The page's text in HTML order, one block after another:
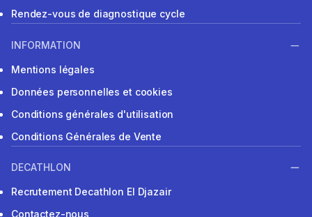
Rendez-vous de diagnostique cycle
INFORMATION
Mentions légales
Données personnelles et cookies
Conditions générales d'utilisation
Conditions Générales de Vente
DECATHLON
Recrutement Decathlon El Djazair
Contactez-nous